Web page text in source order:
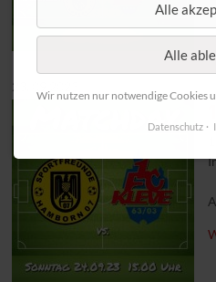
23. 09 2023
Alle
Alle
Wir nutzen nur notwendige Cookies
Datenschutz